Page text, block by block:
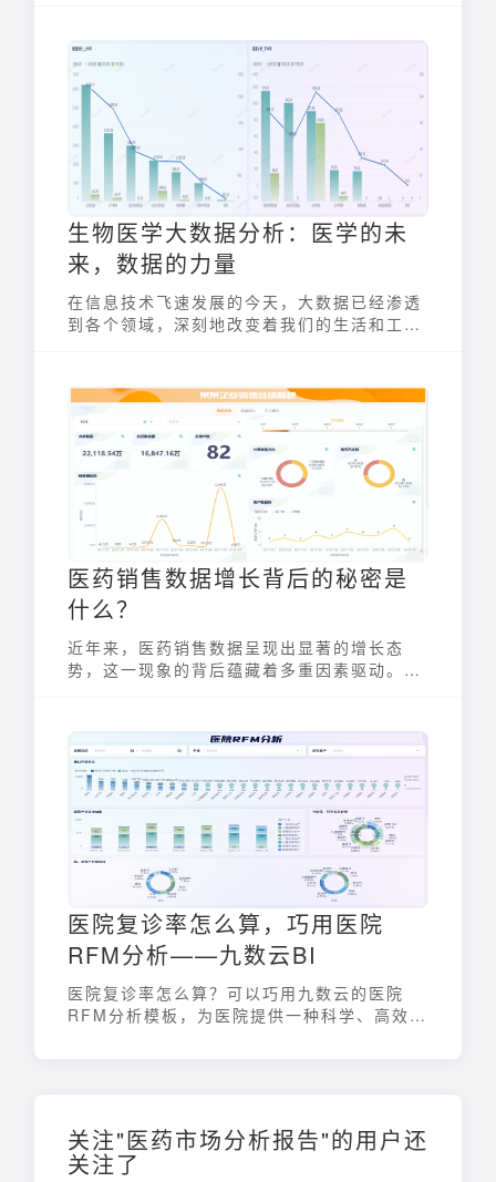
院的经济效益和患者服务质量。本文将深入探
讨药库库存周转率的相关规定，并阐述其在药
品管理中的重要性。
生物医学大数据分析：医学的未
来，数据的力量
在信息技术飞速发展的今天，大数据已经渗透
到各个领域，深刻地改变着我们的生活和工作
疗、促进健康提供了前所未有的机遇。生物医
学大数据分析正成为推动医学进步的关键力
量，引领着医学的未来。
医药销售数据增长背后的秘密是
什么？
近年来，医药销售数据呈现出显著的增长态
势，这一现象的背后蕴藏着多重因素驱动。深
医院复诊率怎么算，巧用医院
RFM分析——九数云BI
医院复诊率怎么算？可以巧用九数云的医院
RFM分析模板，为医院提供一种科学、高效的
关注"医药市场分析报告"的用户还
关注了